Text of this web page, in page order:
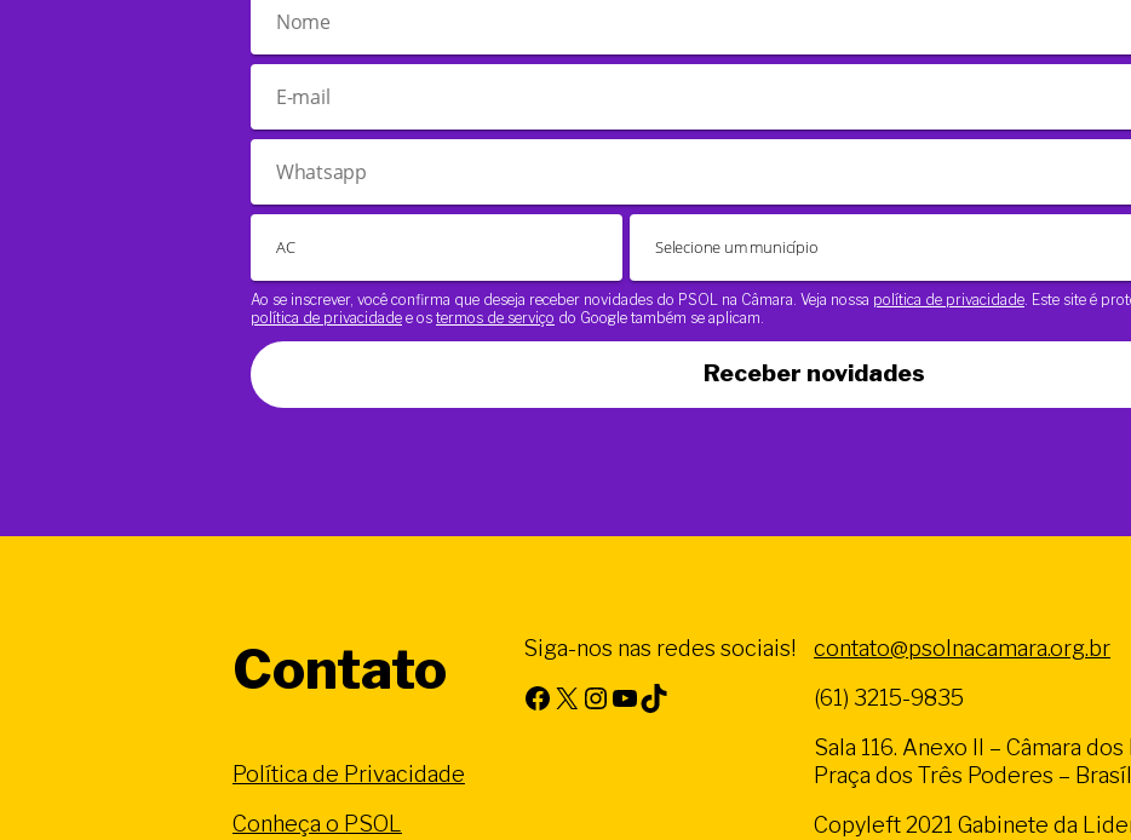
Ao se inscrever, você confirma que deseja receber novidades do PSOL na Câmara. Veja nossa política de privacidade . Este site é
política de privacidade e os termos de serviço do Google também se aplicam.
Receber novidades
Contato
Política de Privacidade
Conheça o PSOL
Siga-nos nas redes sociais!
Facebook X Instagram Youtube TikTok
contato@psolnacamara.org.br
(61) 3215-9835
Sala 116. Anexo II – Câmara
Praça dos Três Poderes –
Copyleft 2021 Gabinete da